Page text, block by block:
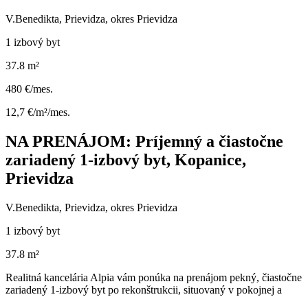
V.Benedikta, Prievidza, okres Prievidza
1 izbový byt
37.8 m²
480 €/mes.
12,7 €/m²/mes.
NA PRENÁJOM: Príjemný a čiastočne
zariadený 1-izbový byt, Kopanice,
Prievidza
V.Benedikta, Prievidza, okres Prievidza
1 izbový byt
37.8 m²
Realitná kancelária Alpia vám ponúka na prenájom pekný, čiastočne
zariadený 1-izbový byt po rekonštrukcii, situovaný v pokojnej a